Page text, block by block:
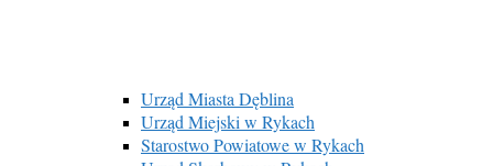
Urząd Miasta Dęblina
Urząd Miejski w Rykach
Starostwo Powiatowe w Rykach